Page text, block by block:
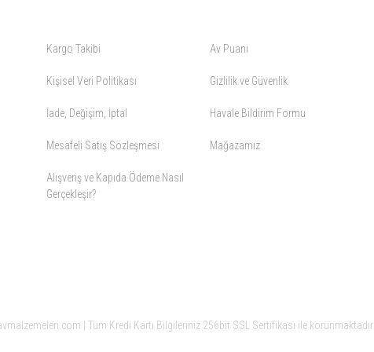
Kargo Takibi
Kişisel Veri Politikası
İade, Değişim, İptal
Mesafeli Satış Sözleşmesi
Alışveriş ve Kapıda Ödeme Nasıl
Gerçekleşir?
Av Puanı
Gizlilik ve Güvenlik
Havale Bildirim Formu
Mağazamız
| Tüm Kredi Kartı Bilgileriniz 256bit SSL Sertifikası ile korunmaktadır.